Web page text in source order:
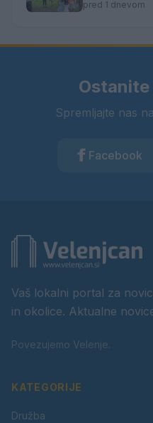
pred 1 dnevom
Spremljajte nas
Facebook
Vaš lokalni portal za
in okolice. Aktualne
Povezujemo Velenje.
KATEGORIJE
Družba